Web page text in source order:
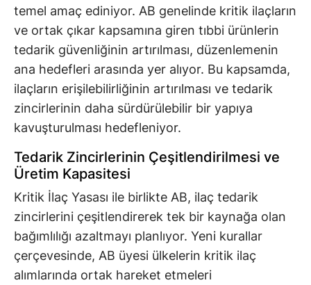
temel amaç ediniyor. AB genelinde kritik ilaçların
ve ortak çıkar kapsamına giren tıbbi ürünlerin
tedarik güvenliğinin artırılması, düzenlemenin
ana hedefleri arasında yer alıyor. Bu kapsamda,
ilaçların erişilebilirliğinin artırılması ve tedarik
zincirlerinin daha sürdürülebilir bir yapıya
kavuşturulması hedefleniyor.
Tedarik Zincirlerinin Çeşitlendirilmesi ve
Üretim Kapasitesi
Kritik İlaç Yasası ile birlikte AB, ilaç tedarik
zincirlerini çeşitlendirerek tek bir kaynağa olan
bağımlılığı azaltmayı planlıyor. Yeni kurallar
çerçevesinde, AB üyesi ülkelerin kritik ilaç
alımlarında ortak hareket etmeleri